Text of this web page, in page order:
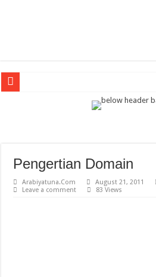
Guru Bahasa Arab di Banyuwangi Ikuti
Pengertian Domain
Arabiyatuna.Com August 21, 2011
Leave a comment
83 Views